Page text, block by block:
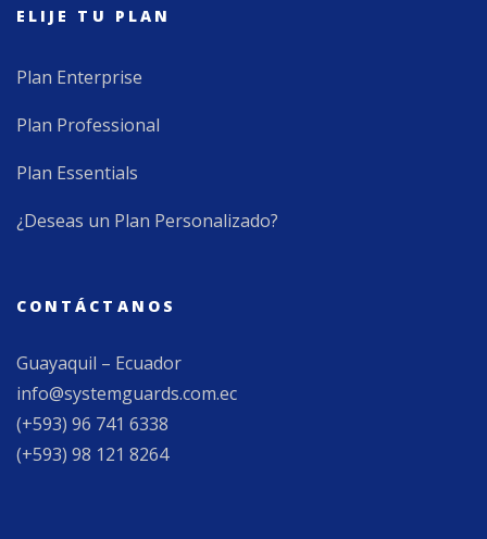
ELIJE TU PLAN
Plan Enterprise
Plan Professional
Plan Essentials
¿Deseas un Plan Personalizado?
CONTÁCTANOS
Guayaquil – Ecuador
info@systemguards.com.ec
(+593) 96 741 6338
(+593) 98 121 8264